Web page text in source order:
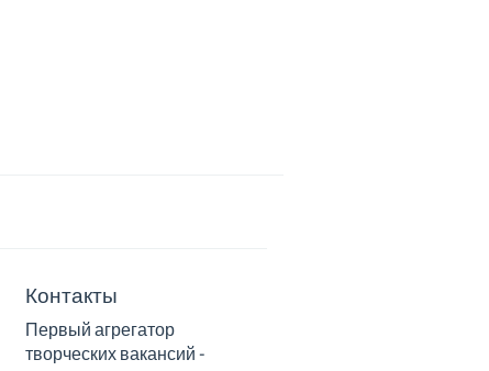
Контакты
Первый агрегатор
творческих вакансий -